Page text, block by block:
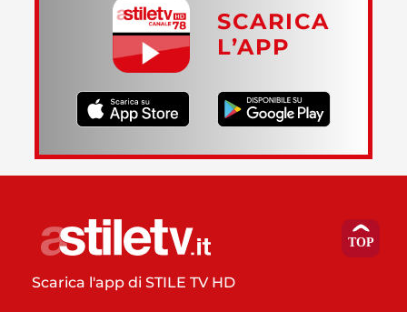
SCARICA
L’APP
Scarica l'app di STILE TV HD